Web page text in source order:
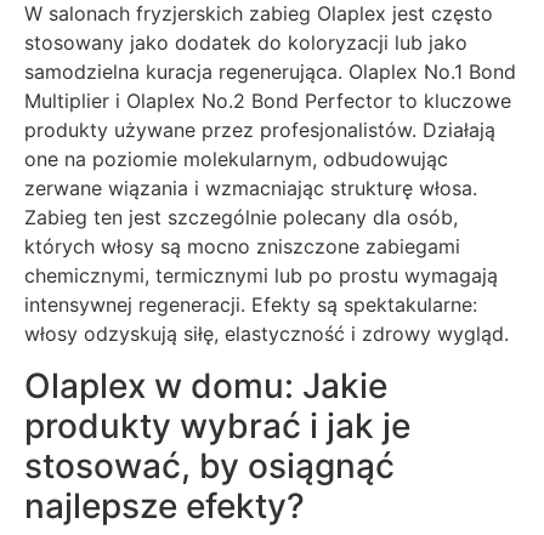
W salonach fryzjerskich zabieg Olaplex jest często
stosowany jako dodatek do koloryzacji lub jako
samodzielna kuracja regenerująca. Olaplex No.1 Bond
Multiplier i Olaplex No.2 Bond Perfector to kluczowe
produkty używane przez profesjonalistów. Działają
one na poziomie molekularnym, odbudowując
zerwane wiązania i wzmacniając strukturę włosa.
Zabieg ten jest szczególnie polecany dla osób,
których włosy są mocno zniszczone zabiegami
chemicznymi, termicznymi lub po prostu wymagają
intensywnej regeneracji. Efekty są spektakularne:
włosy odzyskują siłę, elastyczność i zdrowy wygląd.
Olaplex w domu: Jakie
produkty wybrać i jak je
stosować, by osiągnąć
najlepsze efekty?